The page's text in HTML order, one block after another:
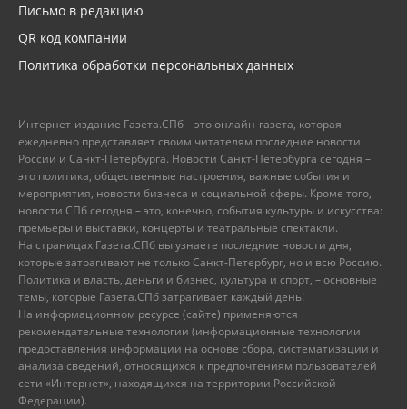
Письмо в редакцию
QR код компании
Политика обработки персональных данных
Интернет-издание Газета.СПб – это онлайн-газета, которая
ежедневно представляет своим читателям последние новости
России и Санкт-Петербурга. Новости Санкт-Петербурга сегодня –
это политика, общественные настроения, важные события и
мероприятия, новости бизнеса и социальной сферы. Кроме того,
новости СПб сегодня – это, конечно, события культуры и искусства:
премьеры и выставки, концерты и театральные спектакли.
На страницах Газета.СПб вы узнаете последние новости дня,
которые затрагивают не только Санкт-Петербург, но и всю Россию.
Политика и власть, деньги и бизнес, культура и спорт, – основные
темы, которые Газета.СПб затрагивает каждый день!
На информационном ресурсе (сайте) применяются
рекомендательные технологии (информационные технологии
предоставления информации на основе сбора, систематизации и
анализа сведений, относящихся к предпочтениям пользователей
сети «Интернет», находящихся на территории Российской
Федерации).